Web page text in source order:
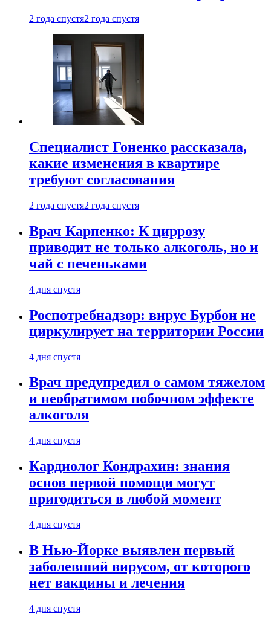
2 года спустя2 года спустя
Специалист Гоненко рассказала,
какие изменения в квартире
требуют согласования
2 года спустя2 года спустя
Врач Карпенко: К циррозу
приводит не только алкоголь, но и
чай с печеньками
4 дня спустя
Роспотребнадзор: вирус Бурбон не
циркулирует на территории России
4 дня спустя
Врач предупредил о самом тяжелом
и необратимом побочном эффекте
алкоголя
4 дня спустя
Кардиолог Кондрахин: знания
основ первой помощи могут
пригодиться в любой момент
4 дня спустя
В Нью-Йорке выявлен первый
заболевший вирусом, от которого
нет вакцины и лечения
4 дня спустя